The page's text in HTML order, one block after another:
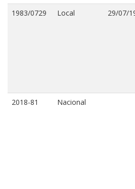
1983/0729 Local 29/07/
2018-81 Nacional